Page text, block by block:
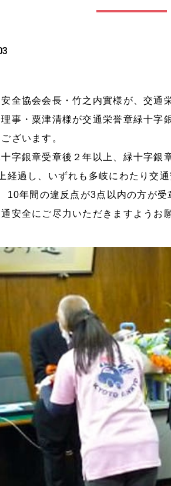
全協会会長・竹之内實様が、交通
事・粟津清様が交通栄誉章緑十字
ざいます。
字銀章受章後２年以上、緑十字銀
経過し、いずれも多岐にわたり交
10年間の違反点が3点以内の方が受
安全にご尽力いただきますようお